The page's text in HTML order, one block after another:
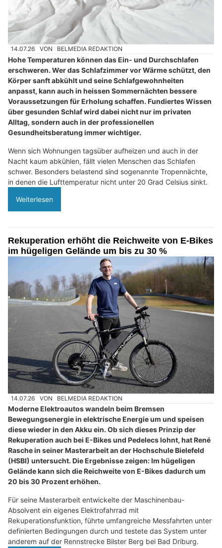
14.07.26 VON BELMEDIA REDAKTION
Hohe Temperaturen können das Ein- und Durchschlafen
erschweren. Wer das Schlafzimmer vor Wärme schützt, den
Körper sanft abkühlt und seine Schlafgewohnheiten
anpasst, kann auch in heissen Sommernächten bessere
Voraussetzungen für Erholung schaffen. Fundiertes Wissen
über gesunden Schlaf wird dabei nicht nur im privaten
Alltag, sondern auch in der professionellen
Gesundheitsberatung immer wichtiger.
Wenn sich Wohnungen tagsüber aufheizen und auch in der
Nacht kaum abkühlen, fällt vielen Menschen das Schlafen
schwer. Besonders belastend sind sogenannte Tropennächte,
in denen die Lufttemperatur nicht unter 20 Grad Celsius sinkt.
Weiterlesen
Rekuperation erhöht die Reichweite von E-Bikes
im hügeligen Gelände um bis zu 30 %
14.07.26 VON BELMEDIA REDAKTION
Moderne Elektroautos wandeln beim Bremsen
Bewegungsenergie in elektrische Energie um und speisen
diese wieder in den Akku ein. Ob sich dieses Prinzip der
Rekuperation auch bei E-Bikes und Pedelecs lohnt, hat René
Rasche in seiner Masterarbeit an der Hochschule Bielefeld
(HSBI) untersucht. Die Ergebnisse zeigen: Im hügeligen
Gelände kann sich die Reichweite von E-Bikes dadurch um
20 bis 30 Prozent erhöhen.
Für seine Masterarbeit entwickelte der Maschinenbau-
Absolvent ein eigenes Elektrofahrrad mit
Rekuperationsfunktion, führte umfangreiche Messfahrten unter
definierten Bedingungen durch und testete das System unter
anderem auf der Rennstrecke Bilster Berg bei Bad Driburg.